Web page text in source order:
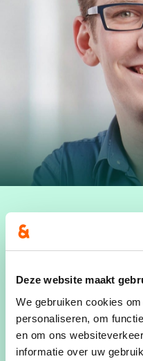
Deze website maakt
We gebruiken cookies
personaliseren, om
en om ons
informatie over uw
de gemeenteraad van
Als lid van CD&V zet
belangen,
gemeente.